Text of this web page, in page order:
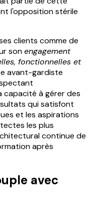
l'opposition stérile
clients comme de
sonengagement
fonctionnelles et
avant-gardiste
capacité à gérer des
qui satisfont
et les aspirations
les plus
continue de
après
avec